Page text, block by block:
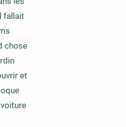
fallait
chose
et
voiture